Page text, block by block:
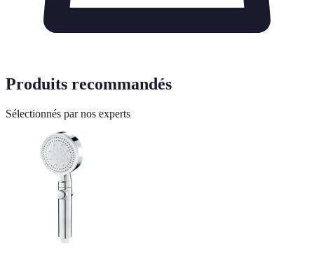
Produits recommandés
Sélectionnés par nos experts